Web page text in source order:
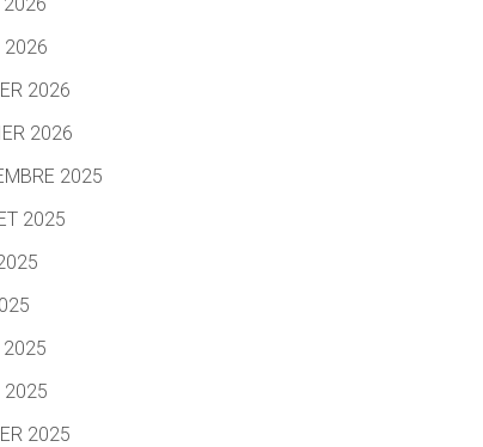
2026
2026
2026
2025
2025
2025
2025
2025